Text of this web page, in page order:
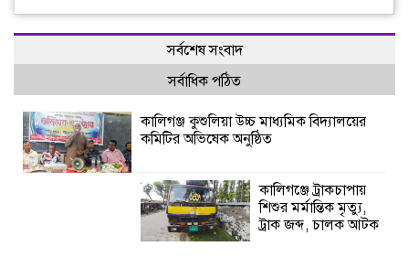
সর্বশেষ সংবাদ
সর্বাধিক পঠিত
কালিগঞ্জ কুশুলিয়া উচ্চ মাধ্যমিক বিদ্যালয়ের
কমিটির অভিষেক অনুষ্ঠিত
কালিগঞ্জে ট্রাকচাপায়
শিশুর মর্মান্তিক মৃত্যু,
ট্রাক জব্দ, চালক আটক